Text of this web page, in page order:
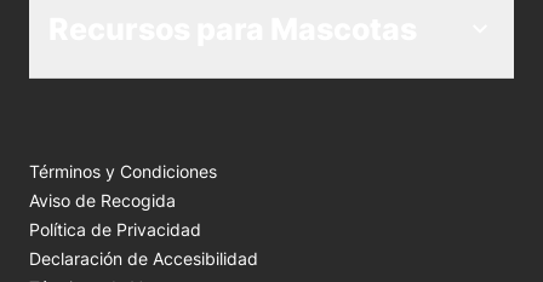
Términos y Condiciones
Aviso de Recogida
Política de Privacidad
Declaración de Accesibilidad